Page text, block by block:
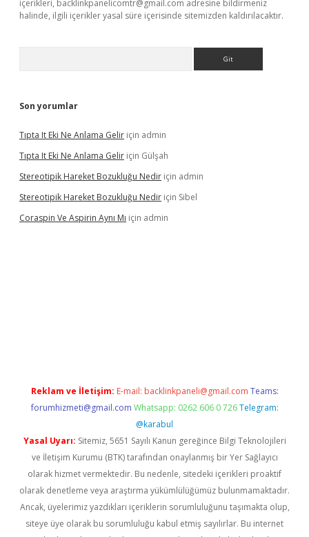
içerikleri, backlinkpanelicomtr@gmail.com adresine bildirmeniz
halinde, ilgili içerikler yasal süre içerisinde sitemizden kaldırılacaktır.
Son yorumlar
Tıpta It Eki Ne Anlama Gelir için admin
Tıpta It Eki Ne Anlama Gelir için Gülşah
Stereotipik Hareket Bozukluğu Nedir için admin
Stereotipik Hareket Bozukluğu Nedir için Sibel
Coraspin Ve Aspirin Aynı Mı için admin
Reklam ve İletişim: E-mail: backlinkpaneli@gmail.com Teams:
forumhizmeti@gmail.com Whatsapp: 0262 606 0 726 Telegram:
@karabul
Yasal Uyarı: Sitemiz, 5651 Sayılı Kanun gereğince Bilgi Teknolojileri
ve İletişim Kurumu (BTK) tarafından onaylanmış bir Yer Sağlayıcı
olarak hizmet vermektedir. Bu nedenle, sitedeki içerikleri proaktif
olarak denetleme veya araştırma yükümlülüğümüz bulunmamaktadır.
Ancak, üyelerimiz yazdıkları içeriklerin sorumluluğunu taşımakta olup,
siteye üye olarak bu sorumluluğu kabul etmiş sayılırlar. Bu internet